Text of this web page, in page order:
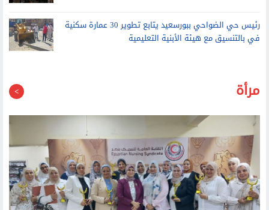
رئيس حي الضواحي ببورسعيد يتابع تطوير 30 عمارة سكنية
في بالتنسيق مع هيئة الأبنية التعليمية
مرأة